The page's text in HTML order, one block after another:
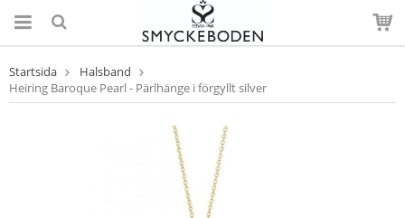
Startsida
Halsband
Heiring Baroque Pearl - Pärlhänge i förgyllt silver